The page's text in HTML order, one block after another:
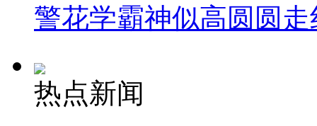
警花学霸神似高圆圆走
热点新闻